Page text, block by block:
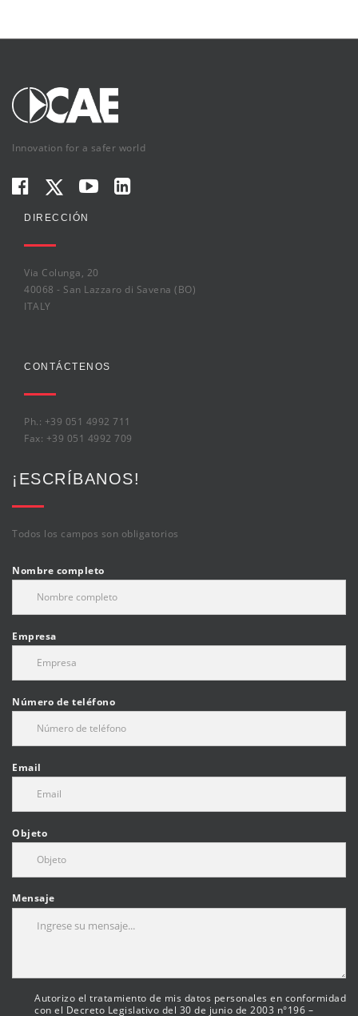
Innovation for a safer world
DIRECCIÓN
Via Colunga, 20
40068 - San Lazzaro di Savena (BO)
ITALY
CONTÁCTENOS
Ph.: +39 051 4992 711
Fax: +39 051 4992 709
¡ESCRÍBANOS!
Todos los campos son obligatorios
Nombre completo
Empresa
Número de teléfono
Email
Objeto
Mensaje
Autorizo el tratamiento de mis datos personales en conformidad
con el Decreto Legislativo del 30 de junio de 2003 n°196 –